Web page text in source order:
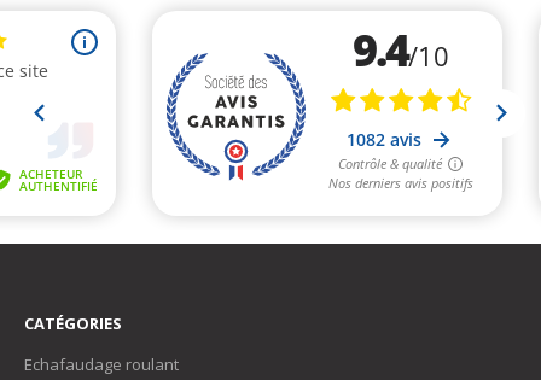
CATÉGORIES
Echafaudage roulant